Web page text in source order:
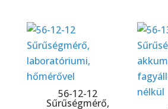
56-12-12
Sűrűségmérő,